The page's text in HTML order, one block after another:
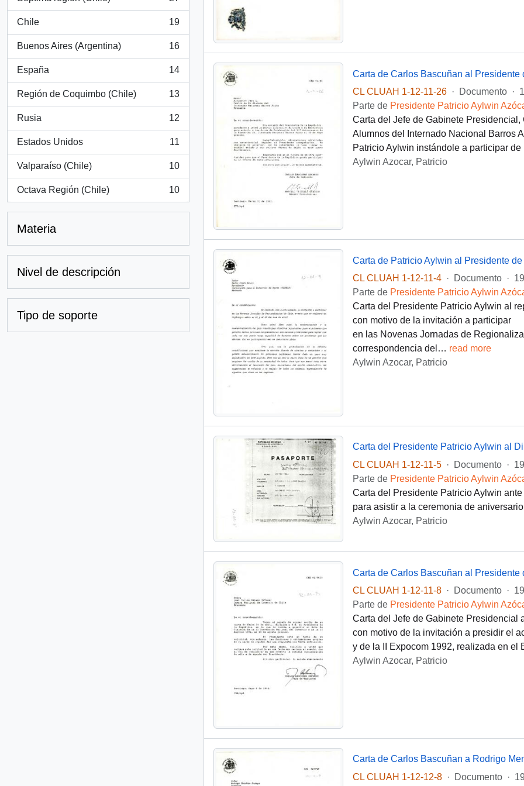
, 27 resultados
Chile
, 19 resultados
19
Buenos Aires (Argentina)
, 16 resultados
16
España
, 14 resultados
14
Región de Coquimbo (Chile)
, 13 resultados
13
Rusia
, 12 resultados
12
Estados Unidos
, 11 resultados
11
Valparaíso (Chile)
, 10 resultados
10
Octava Región (Chile)
, 10 resultados
10
Materia
Nivel de descripción
Tipo de soporte
CL CLUAH 1-12-11-26 · Documento ·
Parte de Presidente Patricio Aylwin
Carta del Jefe de Gabinete
Alumnos del Internado Nacional Barros
Patricio Aylwin instándole a participar de
Aylwin Azocar, Patricio
CL CLUAH 1-12-11-4 · Documento ·
Parte de Presidente Patricio Aylwin
Carta del Presidente Patricio Aylwin al
con motivo de la invitación a participar
en las Novenas Jornadas de
correspondencia del … read more
Aylwin Azocar, Patricio
Carta del Presidente Patricio Aylwin al
CL CLUAH 1-12-11-5
· Documento ·
Parte de Presidente Patricio Aylwin
Carta del Presidente Patricio Aylwin
para asistir a la ceremonia de
Aylwin Azocar, Patricio
Carta de Carlos Bascuñan al
CL CLUAH 1-12-11-8
· Documento ·
Parte de Presidente Patricio Aylwin
Carta del Jefe de Gabinete Presidencial
con motivo de la invitación a presidir el
y de la II Expocom 1992, realizada en el
Aylwin Azocar, Patricio
Carta de Carlos Bascuñan a Rodrigo
CL CLUAH 1-12-12-8
· Documento ·